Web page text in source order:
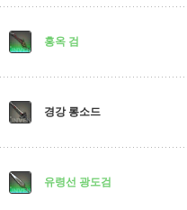
홍옥 검
경강 롱소드
유령선 광도검